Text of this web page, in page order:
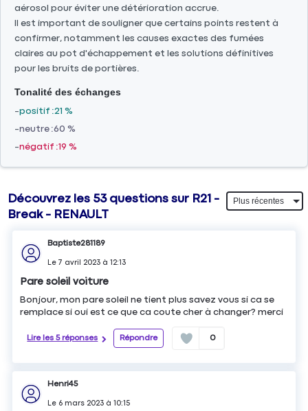
aérosol pour éviter une détérioration accrue.
Il est important de souligner que certains points restent à
confirmer, notamment les causes exactes des fumées
claires au pot d'échappement et les solutions définitives
pour les bruits de portières.
Tonalité des échanges
positif 21 %
neutre 60 %
négatif 19 %
Découvrez les 53 questions sur R21 -
Break - RENAULT
Baptiste281189
Le7 avril 2023 à12:13
Pare soleil voiture
Bonjour, mon pare soleil ne tient plus savez vous si ca se
remplace si oui est ce que ca coute cher à changer? merci
Lire les 5 réponses Répondre 0
Henri45
Le 6 mars 2023 à10:15